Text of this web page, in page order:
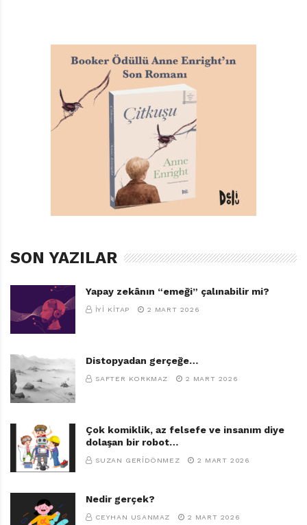
ARKADAŞLIK ,CAN ÇOCUK YAYINLARI
ÇOCUK KITAPLIĞI
DOĞAN GÜNDÜZ,FARE ADLI KEDI
HIKÂYE IYIKITAP85
TUĞÇE KULA GEZER, VAGHAR AGHAEI
SON YAZILAR
Yapay zekânın “emeği” çalınabilir mi?
İYI KITAP 2 MART 2026
Distopyadan gerçeğe…
SAFTER KORKMAZ 2 MART 2026
Çok komiklik, az felsefe ve insanım diye
dolaşan bir robot…
SUZAN GERIDÖNMEZ 2 MART 2026
Nedir gerçek?
CEYHAN USANMAZ 2 MART 2026